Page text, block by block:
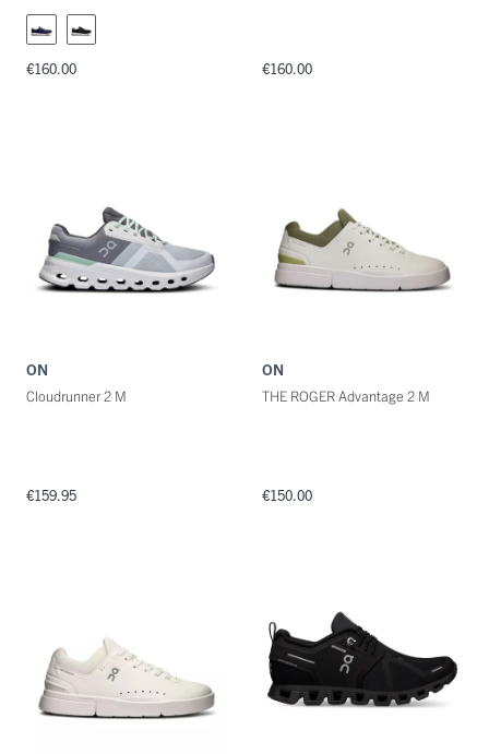
€160.00 €160.00
ON
Cloudrunner 2 M
€159.95
ON
THE ROGER Advantage 2 M
€150.00